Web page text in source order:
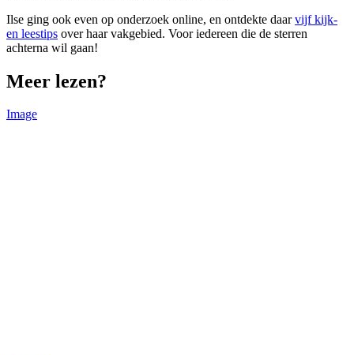
Ilse ging ook even op onderzoek online, en ontdekte daarvijf kijk-
en leestips over haar vakgebied. Voor iedereen die de sterren
achterna wil gaan!
Meer lezen?
Image